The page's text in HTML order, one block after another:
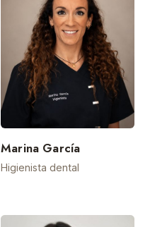
Marina García
Higienista dental